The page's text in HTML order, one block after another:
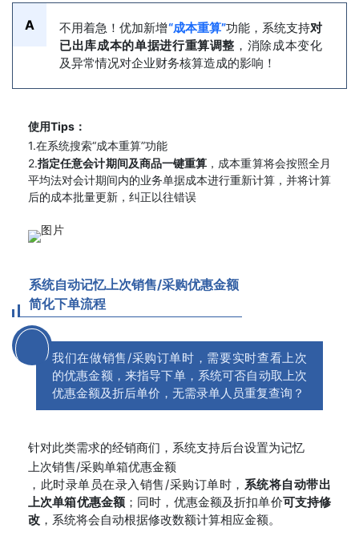
A 不用着急！优加新增“成本重算”功能，系统支持对
已出库成本的单据进行重算调整 ，消除成本变化
及异常情况对企业财务核算造成的影响！
使用Tips：
1.在系统搜索“成本重算”功能
2.指定任意会计期间及商品一键重算 ，成本重算将会按照全月
平均法对会计期间内的业务单据成本进行重新计算，并将计算
后的成本批量更新，纠正以往错误
系统自动记忆上次销售/采购优惠金额
简化下单流程
我们在做销售/采购订单时，需要实时查看上次
的优惠金额，来指导下单，系统可否自动取上次
优惠金额及折后单价，无需录单人员重复查询？
针对此类需求的经销商们，系统支持后台设置为记忆
上次销售/采购单箱优惠金额
，此时录单员在录入销售/采购订单时， 系统将自动带出
上次单箱优惠金额 ；同时，优惠金额及折扣单价可支持修
改 ，系统将会自动根据修改数额计算相应金额。